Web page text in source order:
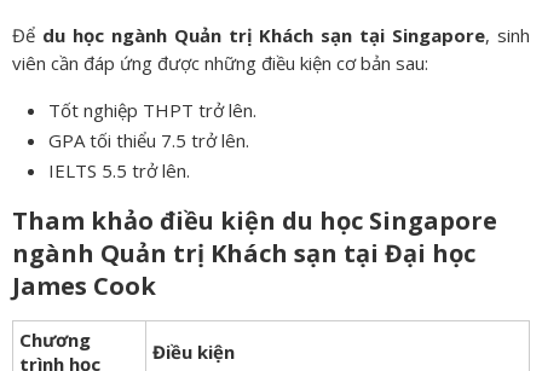
Để du học ngành Quản trị Khách sạn tại Singapore, sinh
viên cần đáp ứng được những điều kiện cơ bản sau:
Tốt nghiệp THPT trở lên.
GPA tối thiểu 7.5 trở lên.
IELTS 5.5 trở lên.
Tham khảo điều kiện du học Singapore
ngành Quản trị Khách sạn tại Đại học
James Cook
Chương
trình học
Điều kiện